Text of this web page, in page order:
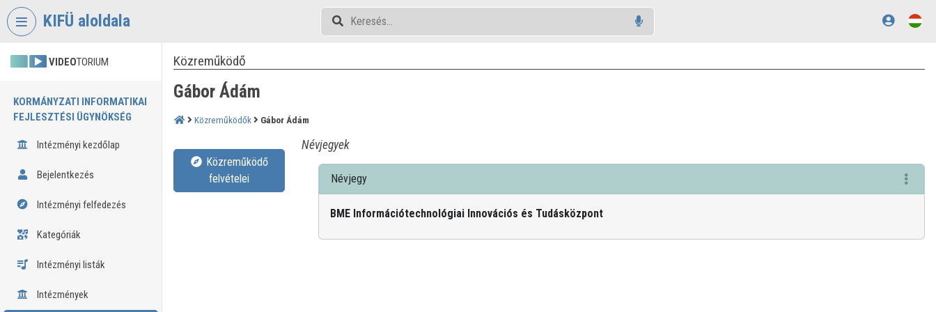
Fejléc kihagyása
KIFÜ aloldala
VIDEOTORIUM
KORMÁNYZATI INFORMATIKAI
FEJLESZTÉSI ÜGYNÖKSÉG
Intézményi kezdőlap
Bejelentkezés
Intézményi felfedezés
Kategóriák
Intézményi listák
Intézmények
Közreműködő
Gábor Ádám
Közreműködők Gábor Ádám
felvételei
Névjegyek
Névjegy
BME Információtechnológiai Innovációs és Tudásközpont